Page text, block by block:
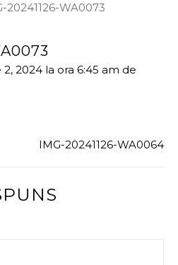
20241126-WA0073
2024 la ora 6:45 am de
IMG-20241126-WA0064